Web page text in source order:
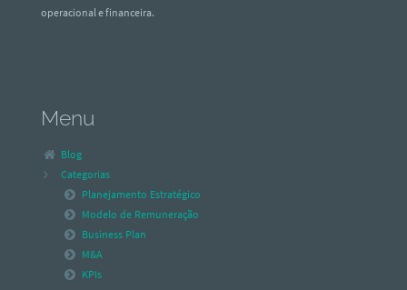
operacional e financeira.
Menu
Blog
Categorias
Planejamento Estratégico
Modelo de Remuneração
Business Plan
M&A
KPIs